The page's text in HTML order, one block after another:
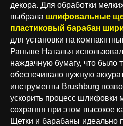
декора. Для обработки
выбрала шлифовальные
пластиковый барабан
для установки на
Раньше Наталья
наждачную бумагу, что было
обеспечивало нужную
инструменты Brushburg
ускорить процесс шлифовки
сохраняя при этом высокое
Щетки и барабаны идеально